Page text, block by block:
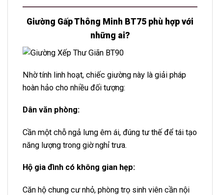
Giường Gấp Thông Minh BT75 phù hợp với
những ai?
Nhờ tính linh hoạt, chiếc giường này là giải pháp
hoàn hảo cho nhiều đối tượng:
Dân văn phòng:
Cần một chỗ ngả lưng êm ái, đúng tư thế để tái tạo
năng lượng trong giờ nghỉ trưa.
Hộ gia đình có không gian hẹp:
Căn hộ chung cư nhỏ, phòng trọ sinh viên cần nội